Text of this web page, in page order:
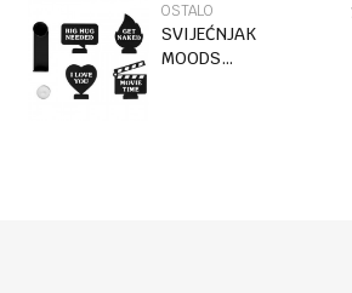
OSTALO
SVIJEĆNJAK
MOODS